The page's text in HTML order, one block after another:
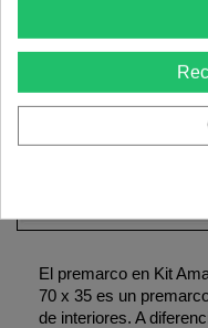
en todas aquellas
y no superen los
opciones de
seleccione la
El premarco en Kit
70 x 35 es un
de interiores. A